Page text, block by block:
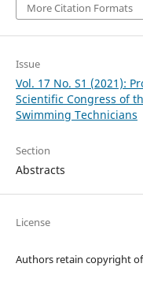
More Citation Formats
Issue
Vol. 17 No. S1 (2021):
Scientific Congress of
Swimming Technicians
Section
Abstracts
License
Authors retain copyright